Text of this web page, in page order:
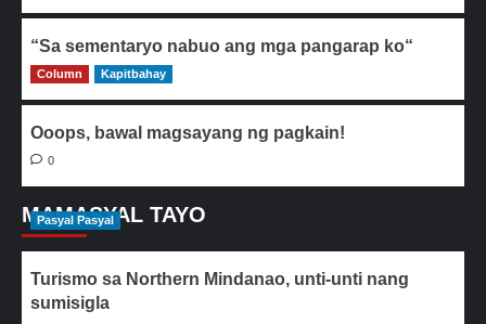
“Sa sementaryo nabuo ang mga pangarap ko“
0
Column Kapitbahay
Ooops, bawal magsayang ng pagkain!
0
MAMASYAL TAYO
Pasyal Pasyal
Turismo sa Northern Mindanao, unti-unti nang
sumisigla